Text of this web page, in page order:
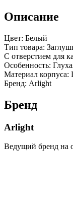
Описание
Цвет: Белый
Тип товара:
С отверстием для
Особенность:
Материал корпуса:
Бренд: Arlight
Бренд
Arlight
Ведущий бренд на